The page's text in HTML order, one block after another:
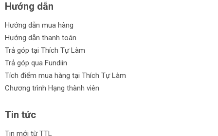
Hướng dẫn
Hướng dẫn mua hàng
Hướng dẫn thanh toán
Trả góp tại Thích Tự Làm
Trả góp qua Fundiin
Tích điểm mua hàng tại Thích Tự Làm
Chương trình Hạng thành viên
Tin tức
Tin mới từ TTL